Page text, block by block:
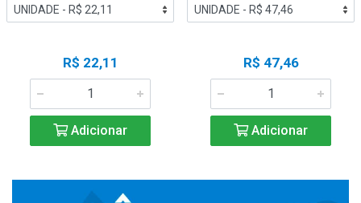
R$ 22,11
Adicionar
R$ 47,46
Adicionar